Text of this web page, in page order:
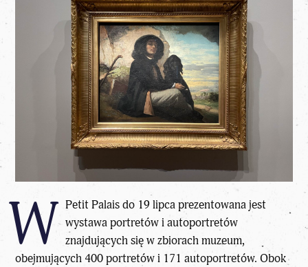
W Petit Palais do 19 lipca prezentowana jest
wystawa portretów i autoportretów
znajdujących się w zbiorach muzeum,
obejmujących 400 portretów i 171 autoportretów. Obok